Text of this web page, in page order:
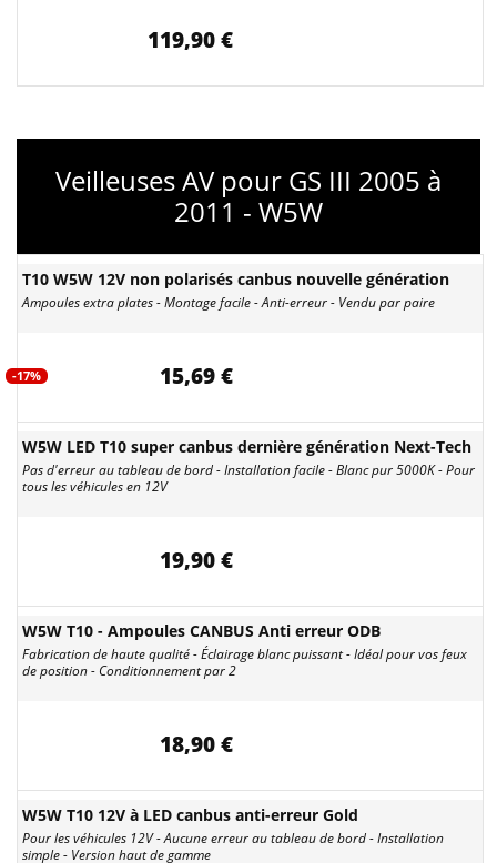
119,90 €
Veilleuses AV pour GS III 2005 à
2011 - W5W
T10 W5W 12V non polarisés canbus nouvelle génération
Ampoules extra plates - Montage facile - Anti-erreur - Vendu par paire
-17% 15,69 €
W5W LED T10 super canbus dernière génération Next-Tech
Pas d'erreur au tableau de bord - Installation facile - Blanc pur 5000K - Pour
tous les véhicules en 12V
19,90 €
W5W T10 - Ampoules CANBUS Anti erreur ODB
Fabrication de haute qualité - Éclairage blanc puissant - Idéal pour vos feux
de position - Conditionnement par 2
18,90 €
W5W T10 12V à LED canbus anti-erreur Gold
Pour les véhicules 12V - Aucune erreur au tableau de bord - Installation
simple - Version haut de gamme